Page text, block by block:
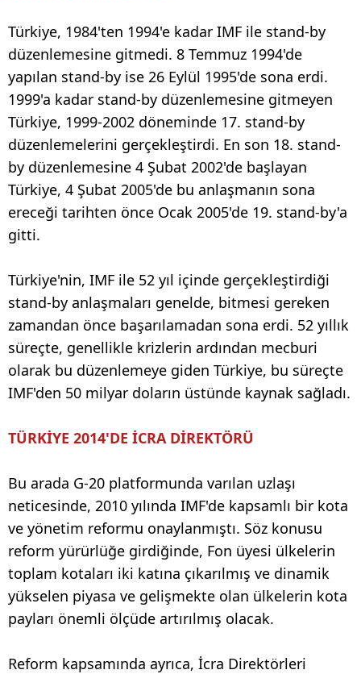
Türkiye, 1984'ten 1994'e kadar IMF ile stand-by
düzenlemesine gitmedi. 8 Temmuz 1994'de
yapılan stand-by ise 26 Eylül 1995'de sona erdi.
1999'a kadar stand-by düzenlemesine gitmeyen
Türkiye, 1999-2002 döneminde 17. stand-by
düzenlemelerini gerçekleştirdi. En son 18. stand-
by düzenlemesine 4 Şubat 2002'de başlayan
Türkiye, 4 Şubat 2005'de bu anlaşmanın sona
ereceği tarihten önce Ocak 2005'de 19. stand-by'a
gitti.
Türkiye'nin, IMF ile 52 yıl içinde gerçekleştirdiği
stand-by anlaşmaları genelde, bitmesi gereken
zamandan önce başarılamadan sona erdi. 52 yıllık
süreçte, genellikle krizlerin ardından mecburi
olarak bu düzenlemeye giden Türkiye, bu süreçte
IMF'den 50 milyar doların üstünde kaynak sağladı.
TÜRKİYE 2014'DE İCRA DİREKTÖRÜ
Bu arada G-20 platformunda varılan uzlaşı
neticesinde, 2010 yılında IMF'de kapsamlı bir kota
ve yönetim reformu onaylanmıştı. Söz konusu
reform yürürlüğe girdiğinde, Fon üyesi ülkelerin
toplam kotaları iki katına çıkarılmış ve dinamik
yükselen piyasa ve gelişmekte olan ülkelerin kota
payları önemli ölçüde artırılmış olacak.
Reform kapsamında ayrıca, İcra Direktörleri